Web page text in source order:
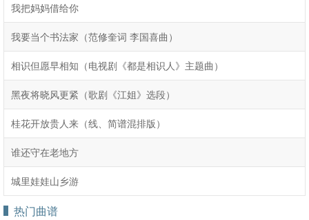
我把妈妈借给你
我要当个书法家（范修奎词 李国喜曲）
相识但愿早相知（电视剧《都是相识人》主题曲）
黑夜将晓风更紧（歌剧《江姐》选段）
桂花开放贵人来（线、简谱混排版）
谁还守在老地方
城里娃娃山乡游
热门曲谱